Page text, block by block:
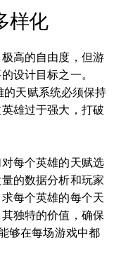
样化
高的自由度，但游
设计目标之一。
的天赋系统必须保持
雄过于强大，打破
每个英雄的天赋选
的数据分析和玩家
每个英雄的每个天
独特的价值，确保
够在每场游戏中都